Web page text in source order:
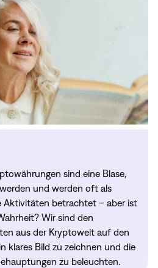
sind eine Blase,
und werden oft als
Aktivitäten betrachtet – aber ist
Wir sind den
aus der Kryptowelt auf den
klares Bild zu zeichnen und die
zu beleuchten.